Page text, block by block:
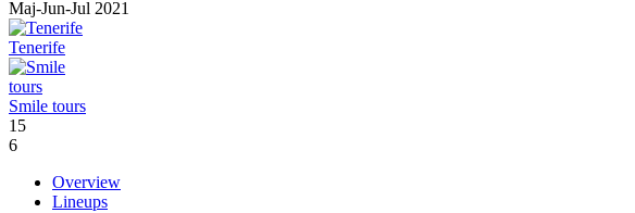
Maj-Jun-Jul 2021
Tenerife
Smile tours
15
6
Overview
Lineups